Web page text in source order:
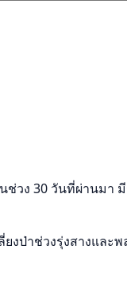
ช่วง 30 วันที่ผ่านม
งป่าช่วงรุ่งสางและ